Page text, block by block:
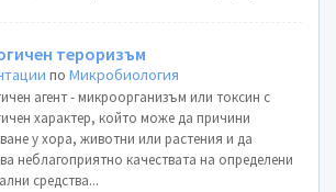
тероризъм
поМикробиология
агент - микроорганизъм или токсин с
характер, който може да причини
у хора, животни или растения и да
неблагоприятно качествата на определени
средства...